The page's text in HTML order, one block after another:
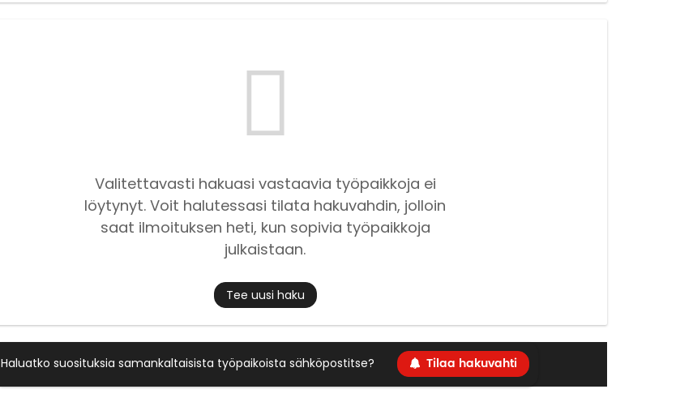
Valitettavasti hakuasi vastaavia työpaikkoja ei
löytynyt. Voit halutessasi tilata hakuvahdin, jolloin
saat ilmoituksen heti, kun sopivia työpaikkoja
julkaistaan.
Tee uusi haku
Haluatko suosituksia samankaltaisista työpaikoista sähköpostitse? Tilaa hakuvahti